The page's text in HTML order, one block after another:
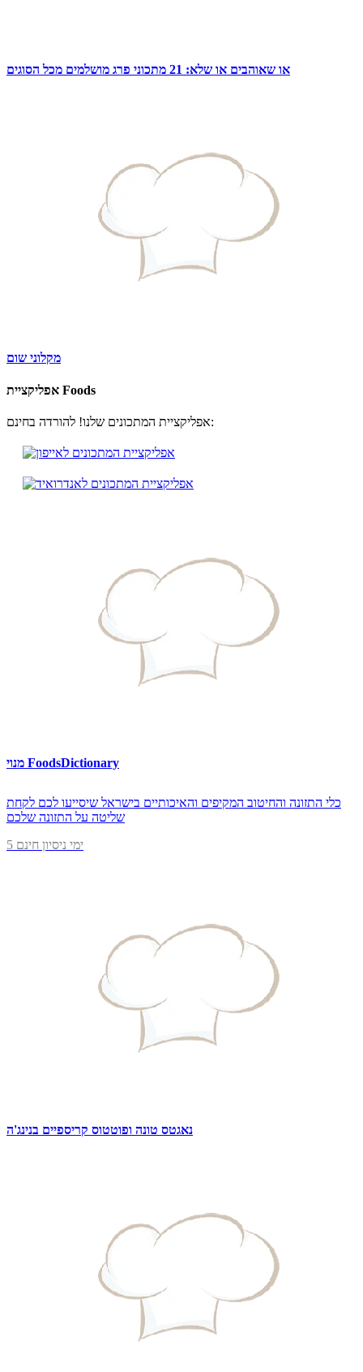
או שאוהבים או שלא: 21 מתכוני פרג מושלמים מכל הסוגים
מקלוני שום
אפליקציית Foods
אפליקציית המתכונים שלנו! להורדה בחינם:
מנוי FoodsDictionary
כלי התזונה והחיטוב המקיפים והאיכותיים בישראל שיסייעו לכם לקחת
שליטה על התזונה שלכם
5 ימי ניסיון חינם
נאגטס טונה ופוטטוס קריספיים בנינג'ה